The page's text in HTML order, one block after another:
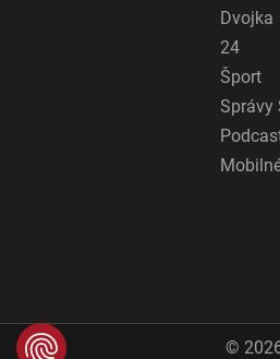
Dvojka
24
Šport
Správy
©